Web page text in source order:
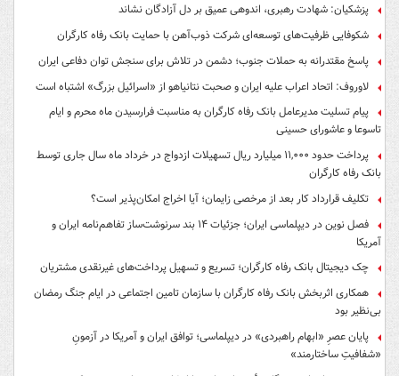
پزشکیان: شهادت رهبری، اندوهی عمیق بر دل آزادگان نشاند
شکوفایی ظرفیت‌های توسعه‌ای شرکت ذوب‌آهن با حمایت‌ بانک رفاه کارگران
پاسخ مقتدرانه به حملات جنوب؛ دشمن در تلاش برای سنجش توان دفاعی ایران
لاوروف: اتحاد اعراب علیه ایران و صحبت نتانیاهو از «اسرائیل بزرگ» اشتباه است
پیام تسلیت مدیرعامل بانک رفاه کارگران به مناسبت فرارسیدن ماه محرم و ایام
تاسوعا و عاشورای حسینی
پرداخت حدود ۱۱,۰۰۰ میلیارد ریال تسهیلات ازدواج در خرداد ماه سال جاری توسط
بانک رفاه کارگران
تکلیف قرارداد کار بعد از مرخصی زایمان؛ آیا اخراج امکان‌پذیر است؟
فصل نوین در دیپلماسی ایران؛ جزئیات ۱۴ بند سرنوشت‌ساز تفاهم‌نامه ایران و
آمریکا
چک دیجیتال بانک رفاه کارگران؛ تسریع و تسهیل پرداخت‌های غیرنقدی مشتریان
همکاری اثربخش بانک رفاه کارگران با سازمان تامین اجتماعی در ایام جنگ رمضان
بی‌نظیر بود
پایان عصرِ «ابهام راهبردی» در دیپلماسی؛ توافق ایران و آمریکا در آزمونِ
«شفافیتِ ساختارمند»